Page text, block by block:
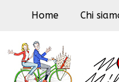
Home Chi